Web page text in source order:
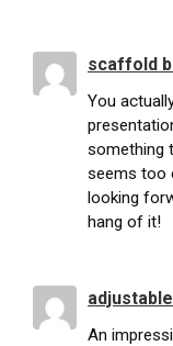
scaffold
You
something
seems too
looking
hang of it!
An